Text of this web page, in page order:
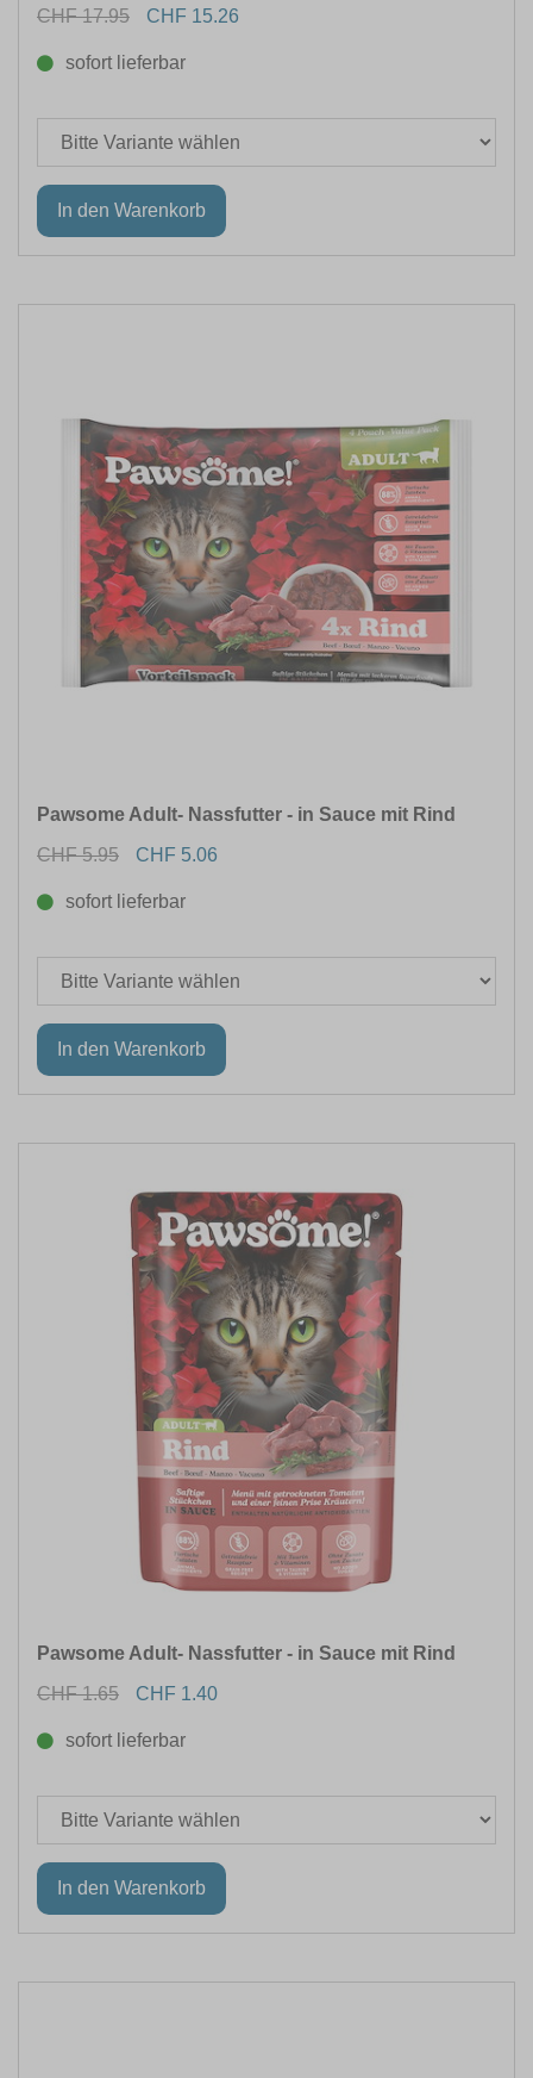
CHF 17.95
CHF 15.26
sofort lieferbar
Pawsome Adult- Nassfutter - in Sauce mit Rind
CHF 5.95
CHF 5.06
sofort lieferbar
Pawsome Adult- Nassfutter - in Sauce mit Rind
CHF 1.65
CHF 1.40
sofort lieferbar